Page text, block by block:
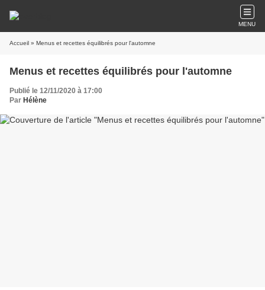
MENU
Accueil » Menus et recettes équilibrés pour l'automne
Menus et recettes équilibrés pour l'automne
Publié le 12/11/2020 à 17:00
Par Hélène